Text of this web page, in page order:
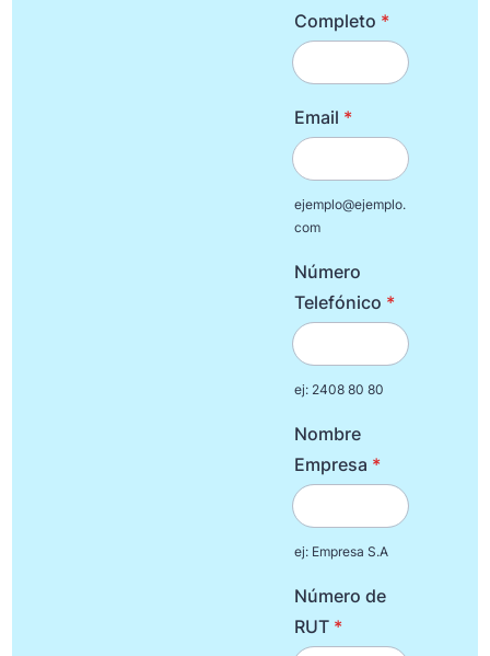
Completo *
Email *
ejemplo@ejemplo.
com
Número
Telefónico *
ej: 2408 80 80
Nombre
Empresa *
ej: Empresa S.A
Número de
RUT *